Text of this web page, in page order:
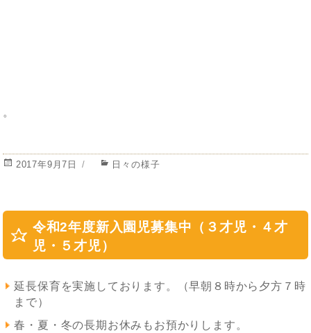
。
投
2017年9月7日
カ
ー
日々の様子
令和2年度新入園児募集中（３才児・４才
児・５才児）
延長保育を実施しております。（早朝８時から夕方７時
まで）
春・夏・冬の長期お休みもお預かりします。